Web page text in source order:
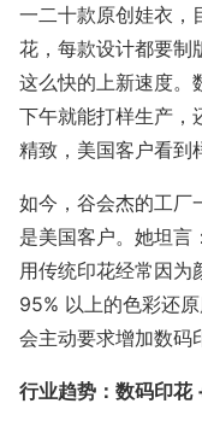
一二十款原创娃衣，
花，每款设计都要制
这么快的上新速度。
下午就能打样生产，
精致，美国客户看到
如今，谷会杰的工厂
是美国客户。她坦言
用传统印花经常因为
95% 以上的色彩还
会主动要求增加数码
行业趋势：数码印花